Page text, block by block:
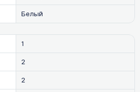
Белый
1
2
2